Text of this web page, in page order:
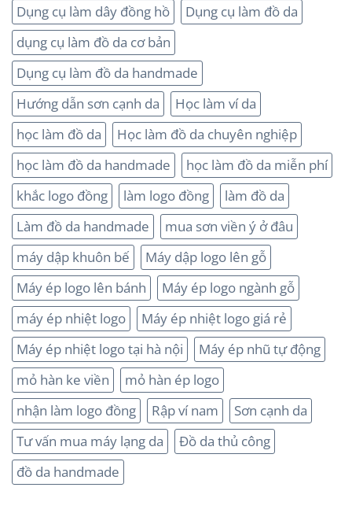
Dụng cụ làm dây đồng hồ
Dụng cụ làm đồ da
dụng cụ làm đồ da cơ bản
Dụng cụ làm đồ da handmade
Hướng dẫn sơn cạnh da
Học làm ví da
học làm đồ da
Học làm đồ da chuyên nghiệp
học làm đồ da handmade
học làm đồ da miễn phí
khắc logo đồng
làm logo đồng
làm đồ da
Làm đồ da handmade
mua sơn viền ý ở đâu
máy dập khuôn bế
Máy dập logo lên gỗ
Máy ép logo lên bánh
Máy ép logo ngành gỗ
máy ép nhiệt logo
Máy ép nhiệt logo giá rẻ
Máy ép nhiệt logo tại hà nội
Máy ép nhũ tự động
mỏ hàn ke viền
mỏ hàn ép logo
nhận làm logo đồng
Rập ví nam
Sơn cạnh da
Tư vấn mua máy lạng da
Đồ da thủ công
đồ da handmade